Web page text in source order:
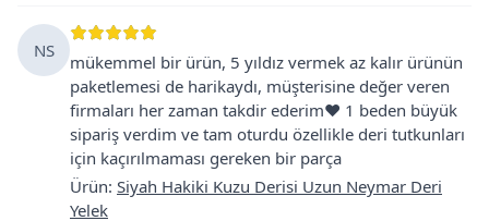
NS
mükemmel bir ürün, 5 yıldız vermek az kalır ürünün
paketlemesi de harikaydı, müşterisine değer veren
firmaları her zaman takdir ederim❤️ 1 beden büyük
sipariş verdim ve tam oturdu özellikle deri tutkunları
için kaçırılmaması gereken bir parça
Ürün: Siyah Hakiki Kuzu Derisi Uzun Neymar Deri
Yelek